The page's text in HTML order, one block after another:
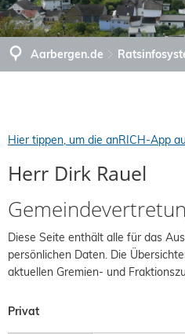
Aarbergen.de
Hier tippen, um die anRICH-App
Herr Dirk Rauel
Diese Seite enthält alle für das
persönlichen Daten. Die
aktuellen Gremien- und
Privat